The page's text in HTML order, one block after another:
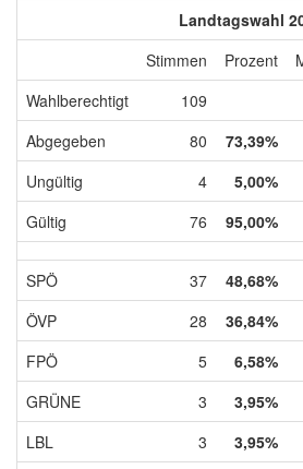
Landtagswahl
Stimmen
Prozent
Wahlberechtigt
109
Abgegeben
80 73,39%
Ungültig
4 5,00%
Gültig
76 95,00%
SPÖ 37 48,68%
ÖVP
28 36,84%
FPÖ
5 6,58%
GRÜNE
3 3,95%
LBL
3 3,95%